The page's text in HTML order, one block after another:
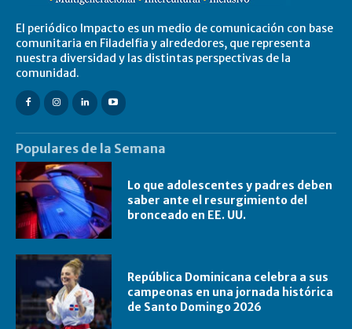
El periódico Impacto es un medio de comunicación con base
comunitaria en Filadelfia y alrededores, que representa
nuestra diversidad y las distintas perspectivas de la
comunidad.
Populares de la Semana
Lo que adolescentes y padres deben
saber ante el resurgimiento del
bronceado en EE. UU.
República Dominicana celebra a sus
campeonas en una jornada histórica
de Santo Domingo 2026